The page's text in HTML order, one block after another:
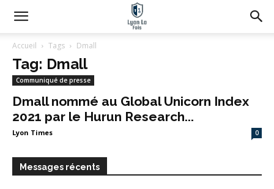
Accueil Tags Dmall
Tag: Dmall
Communiqué de presse
Dmall nommé au Global Unicorn Index
2021 par le Hurun Research...
Lyon Times 0
Messages récents